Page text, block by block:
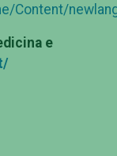
Content/
e